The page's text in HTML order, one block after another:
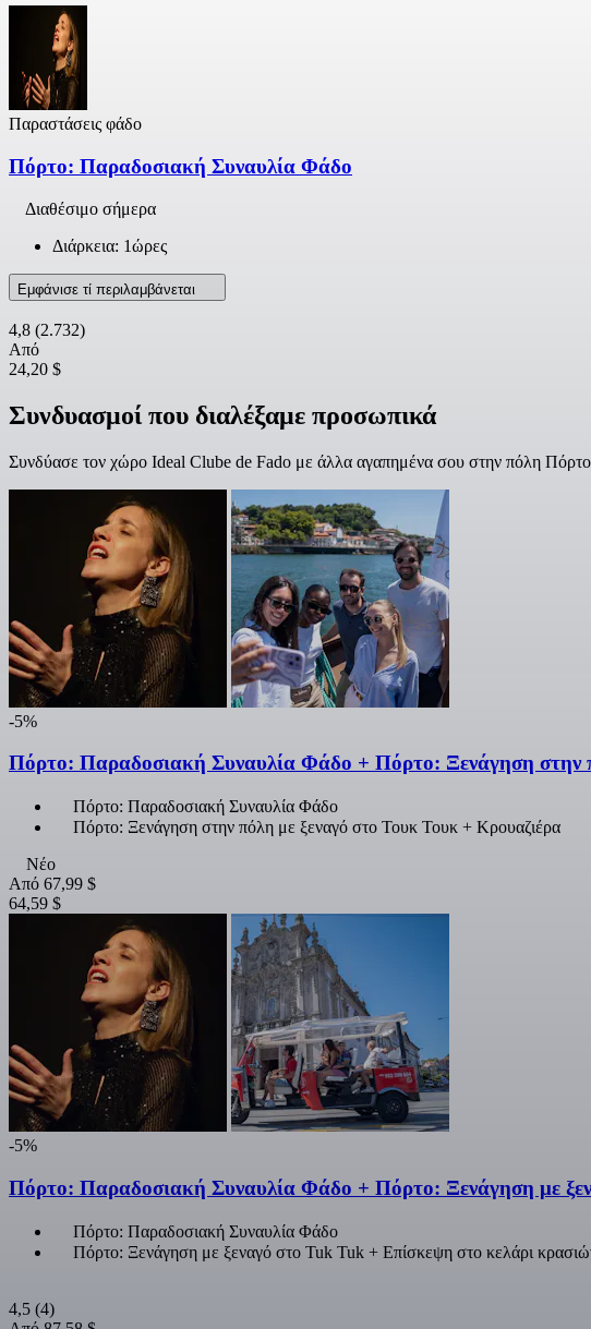
Παραστάσεις φάδο
Πόρτο: Παραδοσιακή Συναυλία Φάδο
Διαθέσιμο σήμερα
Διάρκεια: 1ώρες
Εμφάνισε τί περιλαμβάνεται
4,8 (2.732)
Από
24,20 $
Συνδυασμοί που διαλέξαμε προσωπικά
Συνδύασε τον χώρο Ideal Clube de Fado με άλλα αγαπημένα σου στην πόλη
-5%
Πόρτο: Παραδοσιακή Συναυλία Φάδο + Πόρτο: Ξενάγηση στην
Πόρτο: Παραδοσιακή Συναυλία Φάδο
Πόρτο: Ξενάγηση στην πόλη με ξεναγό στο Τουκ Τουκ + Κρουαζιέρα
Νέο
Από 67,99 $
64,59 $
-5%
Πόρτο: Παραδοσιακή Συναυλία Φάδο + Πόρτο: Ξενάγηση με
Πόρτο: Παραδοσιακή Συναυλία Φάδο
Πόρτο: Ξενάγηση με ξεναγό στο Tuk Tuk + Επίσκεψη στο κελάρι
4,5 (4)